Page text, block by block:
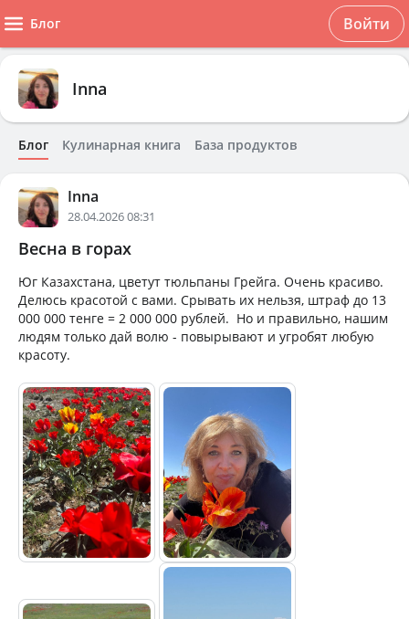
Блог Войти
Inna
Блог Кулинарная книга База продуктов
Inna
28.04.2026 08:31
Весна в горах
Юг Казахстана, цветут тюльпаны Грейга. Очень красиво.
Делюсь красотой с вами. Срывать их нельзя, штраф до 13
000 000 тенге = 2 000 000 рублей. Но и правильно, нашим
людям только дай волю - повырывают и угробят любую
красоту.